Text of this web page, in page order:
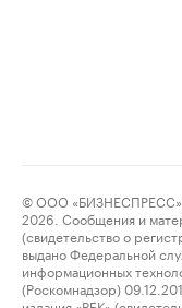
© ООО
2026. Сообщения и
(свидетельство о
выдано Федеральной
информационных
(Роскомнадзор)